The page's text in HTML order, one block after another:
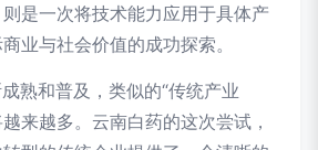
是一次将技术能力应用于具体产
业与社会价值的成功探索。
熟和普及，类似的“传统产业
来越多。云南白药的这次尝试，